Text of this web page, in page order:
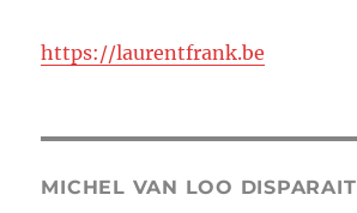
https://laurentfrank.be
MICHEL VAN LOO DISPARAIT